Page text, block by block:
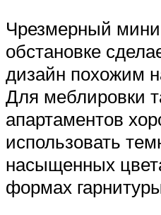
Чрезмерный
обстановке
дизайн похожим
Для меблировки
апартаментов
использовать
насыщенных
формах